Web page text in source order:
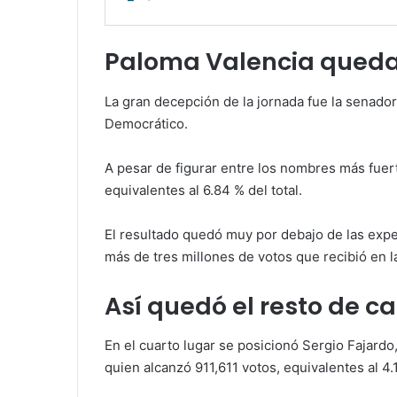
Paloma Valencia
La gran decepción de la jornada fue la
Democrático.
A pesar de figurar entre los nombres más
equivalentes al 6.84 % del total.
El resultado quedó muy por debajo de las
más de tres millones de votos que recibió en
Así quedó el resto de
En el cuarto lugar se posicionó Sergio
quien alcanzó 911,611 votos, equivalentes al